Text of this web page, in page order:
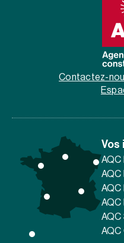
Contactez-
Vos
AQC
AQC
AQC
AQC
AQC
AQC